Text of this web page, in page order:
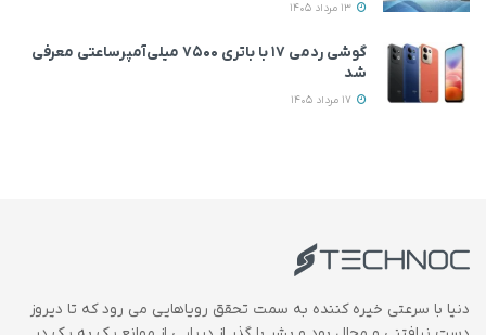
گوشی ردمی ۱۷ با باتری ۷۵۰۰ میلی‌آمپرساعتی معرفی
شد
دنیا با سرعتی خیره کننده به سمت تحقق رویاهایی می رود که تا دیروز